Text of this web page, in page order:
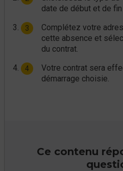
date de début et de
Complétez votre
cette absence et
du contrat.
Votre contrat sera
démarrage choisie.
Ce contenu